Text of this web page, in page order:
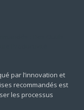
par l’innovation et
recommandés est
les processus